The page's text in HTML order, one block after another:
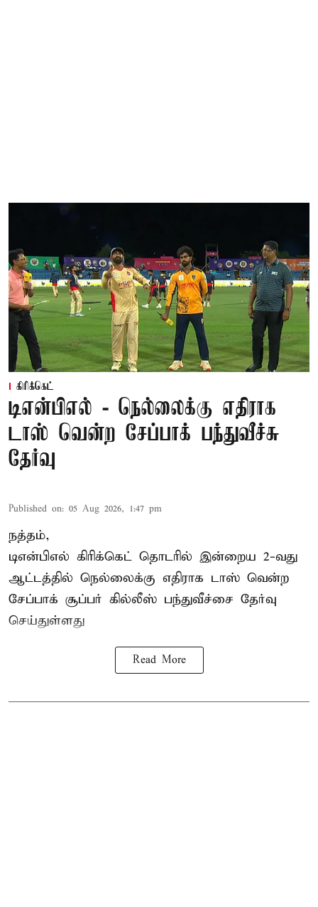
கிரிக்கெட்
டிஎன்பிஎல் - நெல்லைக்கு எதிராக
டாஸ் வென்ற சேப்பாக் பந்துவீச்சு
தேர்வு
Published on: 05 Aug 2026, 1:47 pm
நத்தம்,
டிஎன்பிஎல் கிரிக்கெட் தொடரில் இன்றைய 2-வது
ஆட்டத்தில் நெல்லைக்கு எதிராக டாஸ் வென்ற
சேப்பாக் சூப்பர் கில்லீஸ் பந்துவீச்சை தேர்வு
செய்துள்ளது
Read More